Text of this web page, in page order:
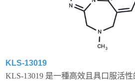
KLS-13019
KLS-13019 是一種高效且具口服活性